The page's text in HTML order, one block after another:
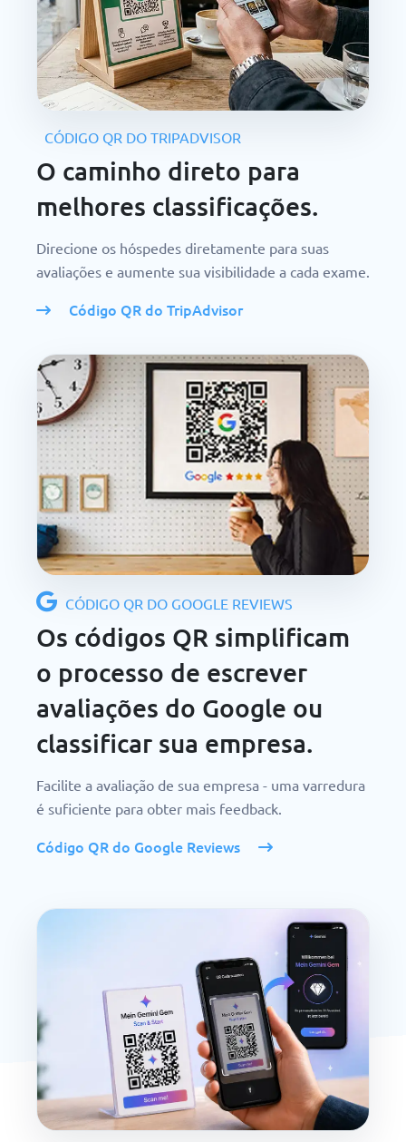
CÓDIGO QR DO TRIPADVISOR
O caminho direto para
melhores classificações.
Direcione os hóspedes diretamente para suas
avaliações e aumente sua visibilidade a cada exame.
Código QR do TripAdvisor
CÓDIGO QR DO GOOGLE REVIEWS
Os códigos QR simplificam
o processo de escrever
avaliações do Google ou
classificar sua empresa.
Facilite a avaliação de sua empresa - uma varredura
é suficiente para obter mais feedback.
Código QR do Google Reviews